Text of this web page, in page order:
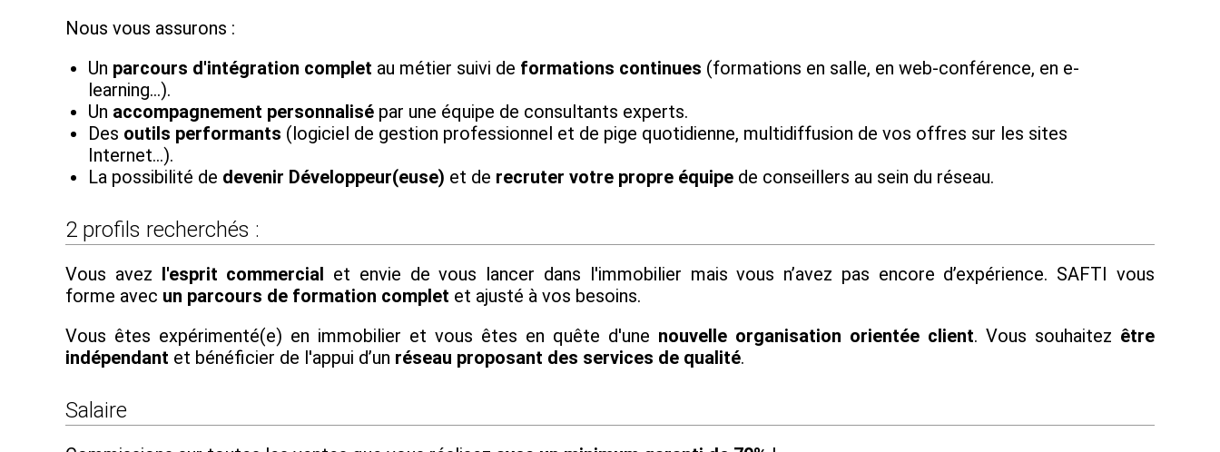
Nous vous assurons :
Un parcours d'intégration complet au métier suivi de formations continues (formations en salle, en web-conférence, en e-
learning…).
Un accompagnement personnalisé par une équipe de consultants experts.
Des outils performants (logiciel de gestion professionnel et de pige quotidienne, multidiffusion de vos offres sur les sites
Internet...).
La possibilité de devenir Développeur(euse) et de recruter votre propre équipe de conseillers au sein du réseau.
2 profils recherchés :
Vous avez l'esprit commercial et envie de vous lancer dans l'immobilier mais vous n’avez pas encore d’expérience. SAFTI vous
forme avec un parcours de formation complet et ajusté à vos besoins.
Vous êtes expérimenté(e) en immobilier et vous êtes en quête d'une nouvelle organisation orientée client. Vous souhaitez être
indépendant et bénéficier de l'appui d’un réseau proposant des services de qualité.
Salaire